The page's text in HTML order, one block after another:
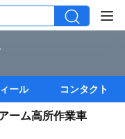
ール コンタクト
ーム高所作業車